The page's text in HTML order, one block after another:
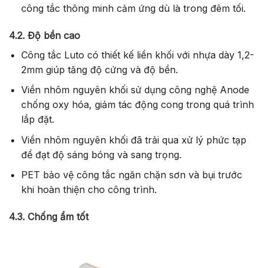
công tắc thông minh cảm ứng dù là trong đêm tối.
4.2. Độ bền cao
Công tắc Luto có thiết kế liền khối với nhựa dày 1,2-
2mm giúp tăng độ cứng và độ bền.
Viền nhôm nguyên khối sử dụng công nghệ Anode
chống oxy hóa, giảm tác động cong trong quá trình
lắp đặt.
Viền nhôm nguyên khối đã trải qua xử lý phức tạp
để đạt độ sáng bóng và sang trọng.
PET bảo vệ công tắc ngăn chặn sơn và bụi trước
khi hoàn thiện cho công trình.
4.3. Chống ẩm tốt